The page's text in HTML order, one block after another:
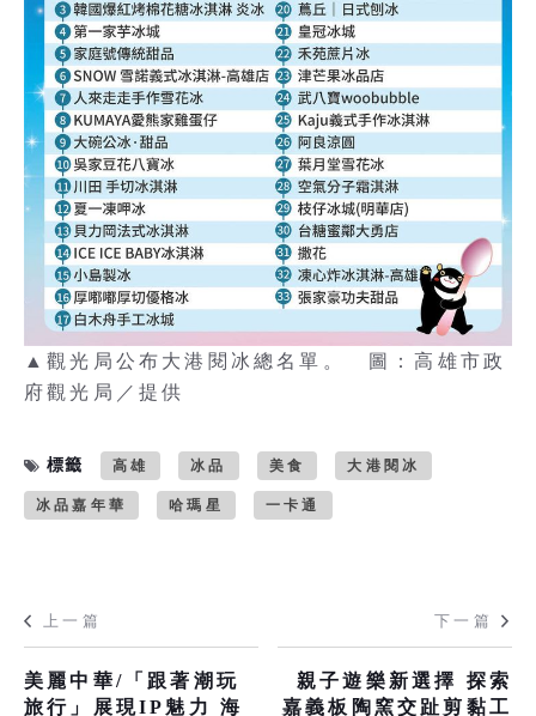
▲觀光局公布大港閱冰總名單。 圖：高雄市政
府觀光局／提供
標籤 高雄 冰品 美食 大港閱冰
冰品嘉年華 哈瑪星 一卡通
上一篇
美麗中華/「跟著潮玩
旅行」展現IP魅力 海
下一篇
親子遊樂新選擇 探索
嘉義板陶窯交趾剪黏工